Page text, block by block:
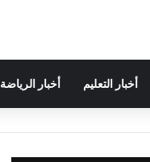
أخبار التعليم أخبار الرياضة